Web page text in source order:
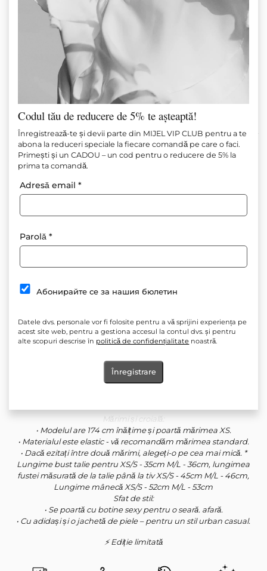
SET DE PANTALONI ȘORȚI TRICOTATI
NEGRI
199.00€ (389.21 лв.)
Puterea minimalismului – un set care accentuează feminitatea
Detalii:
• Top scurt cu umeri căzuți și încrețituri feminine în față.
• Fustă mini cu siluetă în linie A care alungește picioarele.
• Poate fi purtată împreună sau separat - bluza cu blugi, fusta cu
Material:
70% viscoză, 25% poliester, 5% elastan - tricotat moale și elastic,
Mărimi și croială:
• Modelul are 174 cm înălțime și poartă mărimea XS.
• Materialul este elastic - vă recomandăm mărimea standard.
• Dacă ezitați între două mărimi, alegeți-o pe cea mai mică. *
Lungime bust talie pentru XS/S - 35cm M/L - 36cm, lungimea
fustei măsurată de la talie până la tiv XS/S - 45cm M/L - 46cm,
Lungime mânecă XS/S - 52cm M/L - 53cm
Sfat de stil:
• Se poartă cu botine sexy pentru o seară. afară.
• Cu adidași și o jachetă de piele – pentru un stil urban casual.
⚡ Ediție limitată
Codul tău de reducere de 5% te așteaptă!
Înregistrează-te și devii parte din MIJEL VIP CLUB pentru a te
abona la reduceri speciale la fiecare comandă pe care o faci.
Primești și un CADOU – un cod pentru o reducere de 5% la
prima ta comandă.
Adresă email*
Parolă*
Абонирайте се за нашия бюлетин
Datele dvs. personale vor fi folosite pentru a vă sprijini experiența pe
acest site web, pentru a gestiona accesul la contul dvs. și pentru
alte scopuri descrise în politică de confidențialitate noastră.
Înregistrare